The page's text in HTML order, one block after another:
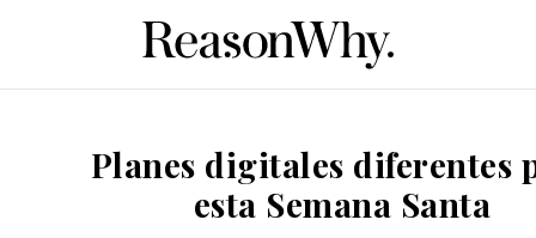
Planes digitales diferentes
esta Semana Santa